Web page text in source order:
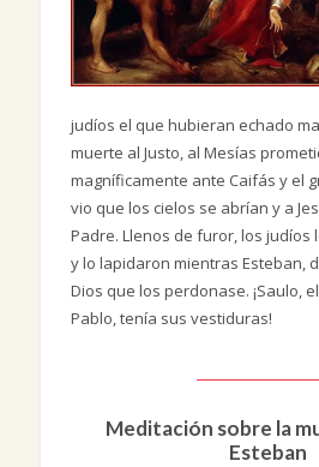
judíos el que hubieran echado
muerte al Justo, al Mesías
magníficamente ante Caifás y el
vio que los cielos se abrían y a
Padre. Llenos de furor, los
y lo lapidaron mientras Esteban,
Dios que los perdonase. ¡Saulo,
Pablo, tenía sus vestiduras!
Meditación sobre la
Esteban